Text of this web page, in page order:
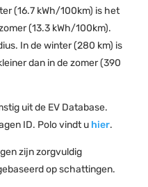
(16.7 kWh/100km) is het
(13.3 kWh/100km).
In de winter (280 km) is
dan in de zomer (390
uit de EV Database.
ID. Polo vindt u hier.
zijn zorgvuldig
op schattingen.